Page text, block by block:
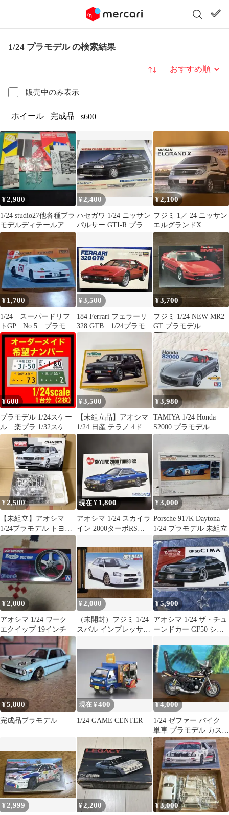
1/24 プラモデル の検索結果
販売中のみ表示
並び替え
ホイール 完成品 s600
¥2,980
1/24 studio27他各種プラ
モデルディテールアッ
プパーツ
¥2,400
ハセガワ 1/24 ニッサン
パルサー GTI-R プラモ
¥2,100
フジミ 1／ 24 ニッサン
エルグランドX
2002ID68
¥ 1,700
1/24 スーパードリフ
トGP No.5 プラモデ
ル JZA70 SUPRA
¥3,500
184 Ferrari フェラーリ
328 GTB 1/24プラモデ
ル
¥3,700
フジミ 1/24 NEW MR2
GT プラモデル
¥600
プラモデル 1/24スケー
ル 楽プラ 1/32スケー
ル 1/18 1/27
¥3,500
【未組立品】アオシマ
1/24 日産 テラノ 4ドア
V6-3000 R3M
¥3,980
TAMIYA 1/24 Honda
S2000 プラモデル
¥2,500
【未組立】アオシマ
1/24プラモデル トヨタ
JZX100チェイサーTRD
仕様
現在 ¥ 1,800
アオシマ 1/24 スカイラ
イン 2000ターボRS
¥3,000
Porsche 917K Daytona
1/24 プラモデル 未組立
¥2,000
アオシマ 1/24 ワーク
エクイップ 19インチ
¥ 2,000
（未開封）フジミ 1/24
スバル インプレッサ
¥5,900
アオシマ 1/24 ザ・チュ
ーンドカー GF50 シー
¥5,800
完成品プラモデル
現在 ¥400
1/24 GAME CENTER
¥4,000
1/24 ゼファー バイク
単車 プラモデル カスタ
ム 旧車 族車 暴走族
¥ 2,999 ¥2,200 ¥3,000